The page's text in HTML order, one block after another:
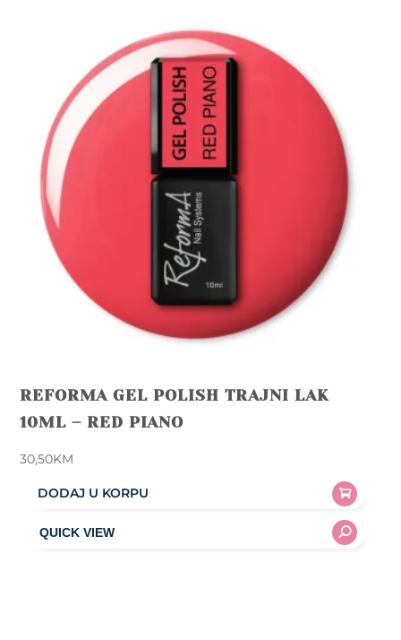
product
REFORMA GEL POLISH TRAJNI LAK
10ML – RED PIANO
30,50KM
DODAJ U KORPU